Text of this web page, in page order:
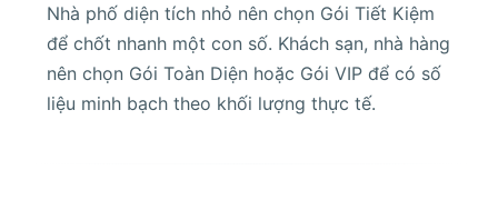
Nhà phố diện tích nhỏ nên chọn Gói Tiết Kiệm
để chốt nhanh một con số. Khách sạn, nhà hàng
nên chọn Gói Toàn Diện hoặc Gói VIP để có số
liệu minh bạch theo khối lượng thực tế.